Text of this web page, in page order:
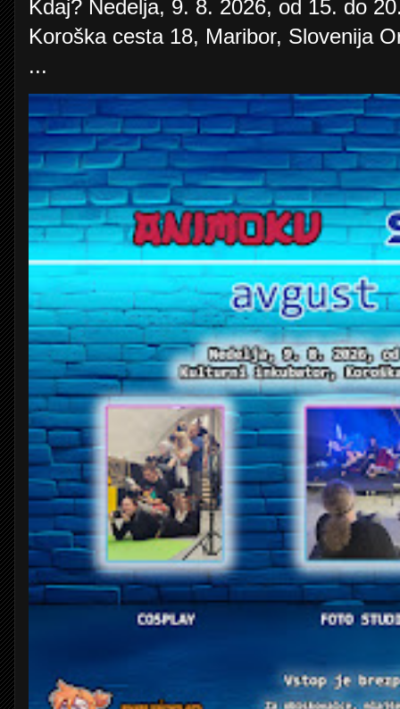
Kdaj? Nedelja, 9. 8. 2026, od 15. do
Koroška cesta 18, Maribor, Slovenija
...